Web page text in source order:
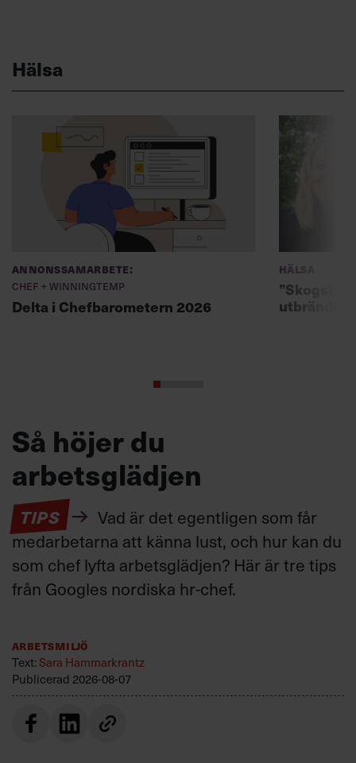
Hälsa
Annonssamarbete:
Chef + Winningtemp
Delta i Chefbarometern 2026
Hälsa
Så höjer du
arbetsglädjen
TIPS
Vad är det egentligen som får
medarbetarna att känna lust, och hur kan du
som chef lyfta arbetsglädjen? Här är tre tips
från Googles nordiska hr-chef.
Arbetsmiljö
Text: Sara Hammarkrantz
Publicerad 2026-08-07